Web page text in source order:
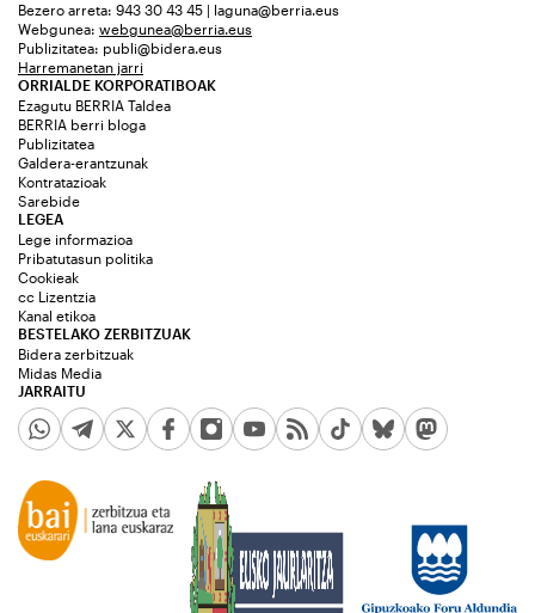
Bezero arreta: 943 30 43 45 | laguna@berria.eus
Webgunea: webgunea@berria.eus
Publizitatea: publi@bidera.eus
Harremanetan jarri
ORRIALDE KORPORATIBOAK
Ezagutu BERRIA Taldea
BERRIA berri bloga
Publizitatea
Galdera-erantzunak
Kontratazioak
Sarebide
JARRAITU
LEGEA
Lege informazioa
Pribatutasun politika
Cookieak
cc Lizentzia
Kanal etikoa
BESTELAKO ZERBITZUAK
Bidera zerbitzuak
Midas Media